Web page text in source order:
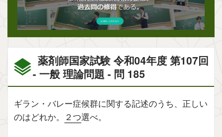
薬剤師国家試験 令和04年度 第107回
- 一般 理論問題 - 問 185
ギラン・バレー症候群に関する記述のうち、正しい
のはどれか。
２つ選べ。